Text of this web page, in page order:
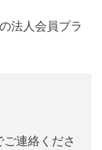
法人会員プラ
連絡くださ